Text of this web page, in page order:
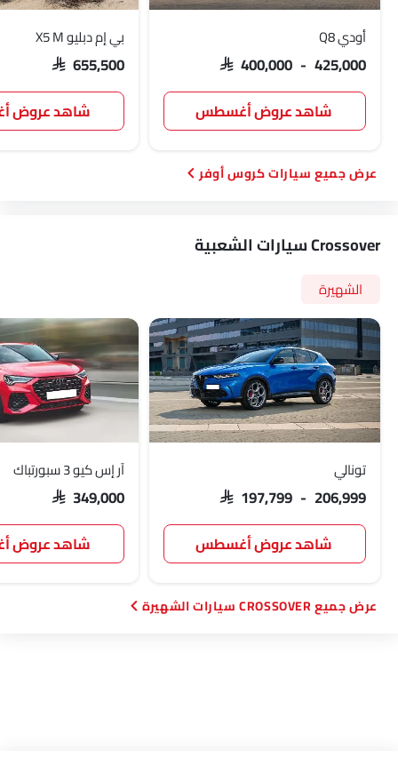
أودي Q8
SAR 400,000 - 425,000
شاهد عروض أغسطس
بي إم دبليو X5 M
SAR 655,500
شاهد عروض
سيارات كروس أوفر
Crossover سيارات الشعبية
الشهيرة
تونالي
SAR 197,799 - 206,999
شاهد عروض أغسطس
آر إس كيو 3 سبورتباك
SAR 349,000
شاهد عروض
CROSSOVER سيارات الشهيرة